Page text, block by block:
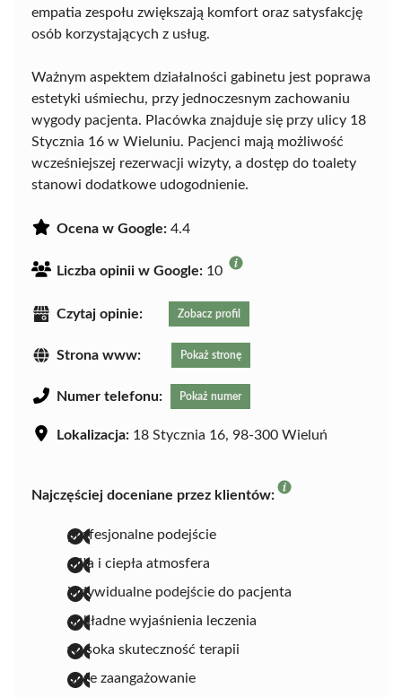
empatia zespołu zwiększają komfort oraz satysfakcję
osób korzystających z usług.
Ważnym aspektem działalności gabinetu jest poprawa
estetyki uśmiechu, przy jednoczesnym zachowaniu
wygody pacjenta. Placówka znajduje się przy ulicy 18
Stycznia 16 w Wieluniu. Pacjenci mają możliwość
wcześniejszej rezerwacji wizyty, a dostęp do toalety
stanowi dodatkowe udogodnienie.
Ocena w Google: 4.4
Liczba opinii w Google: 10
Czytaj opinie: Zobacz profil
Strona www: Pokaż stronę
Numer telefonu: Pokaż numer
Lokalizacja: 18 Stycznia 16, 98-300 Wieluń
Najczęściej doceniane przez klientów:
profesjonalne podejście
miła i ciepła atmosfera
indywidualne podejście do pacjenta
dokładne wyjaśnienia leczenia
wysoka skuteczność terapii
duże zaangażowanie